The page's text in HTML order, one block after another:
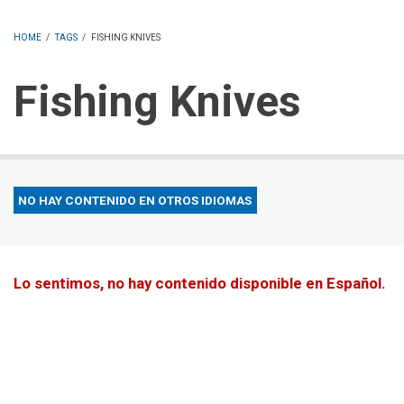
HOME / TAGS / FISHING KNIVES
Fishing Knives
NO HAY CONTENIDO EN OTROS IDIOMAS
Lo sentimos, no hay contenido disponible en Español.